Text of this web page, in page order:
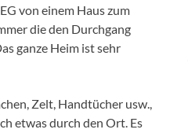
von einem Haus zum
die den Durchgang
ganze Heim ist sehr
Zelt, Handtücher usw.,
etwas durch den Ort. Es